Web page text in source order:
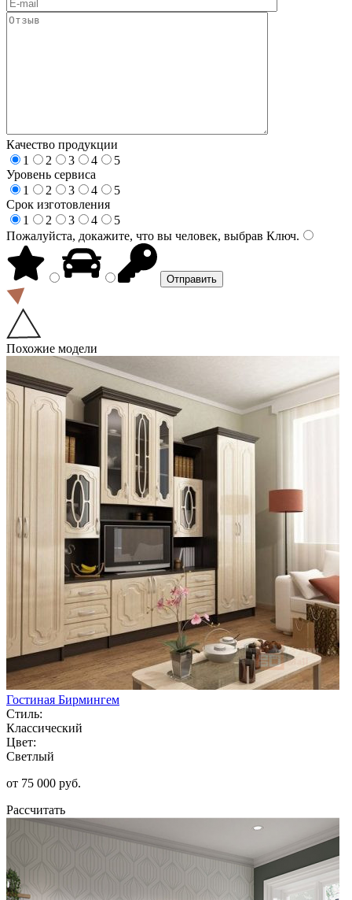
Качество продукции
1
2 3 4
5
Уровень сервиса
1
2 3 4
5
Срок изготовления
1
2 3 4
5
Пожалуйста, докажите, что вы человек, выбрав Ключ.
Похожие модели
Гостиная Бирмингем
Стиль:
Классический
Цвет:
Светлый
от 75 000 руб.
Рассчитать